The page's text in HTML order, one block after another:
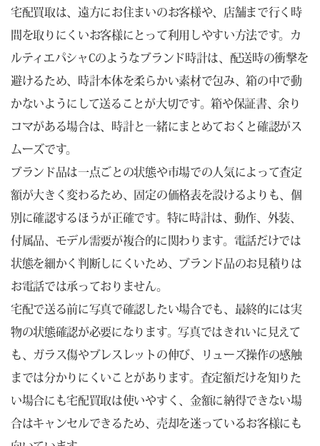
宅配買取は、遠方にお住まいのお客様や、店舗まで行く時
間を取りにくいお客様にとって利用しやすい方法です。カ
ルティエパシャCのようなブランド時計は、配送時の衝撃を
避けるため、時計本体を柔らかい素材で包み、箱の中で動
かないようにして送ることが大切です。箱や保証書、余り
コマがある場合は、時計と一緒にまとめておくと確認がス
ムーズです。
ブランド品は一点ごとの状態や市場での人気によって査定
額が大きく変わるため、固定の価格表を設けるよりも、個
別に確認するほうが正確です。特に時計は、動作、外装、
付属品、モデル需要が複合的に関わります。電話だけでは
状態を細かく判断しにくいため、ブランド品のお見積りは
お電話では承っておりません。
宅配で送る前に写真で確認したい場合でも、最終的には実
物の状態確認が必要になります。写真ではきれいに見えて
も、ガラス傷やブレスレットの伸び、リューズ操作の感触
までは分かりにくいことがあります。査定額だけを知りた
い場合にも宅配買取は使いやすく、金額に納得できない場
合はキャンセルできるため、売却を迷っているお客様にも